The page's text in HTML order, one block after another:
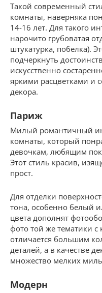
Такой современный
комнаты, наверняка
14-16 лет. Для такого
нарочито грубоватая
штукатурка, побелка).
подчеркнуть
искусственно
яркими расцветками и
декора.
Париж
Милый романтичный
комнаты, который
девочкам, любящим
Этот стиль красив,
прост.
Для отделки
тона, особенно белый
цвета дополнят
фото той же тематики
отличается большим
деталей, а в качестве
множество мелких
Модерн